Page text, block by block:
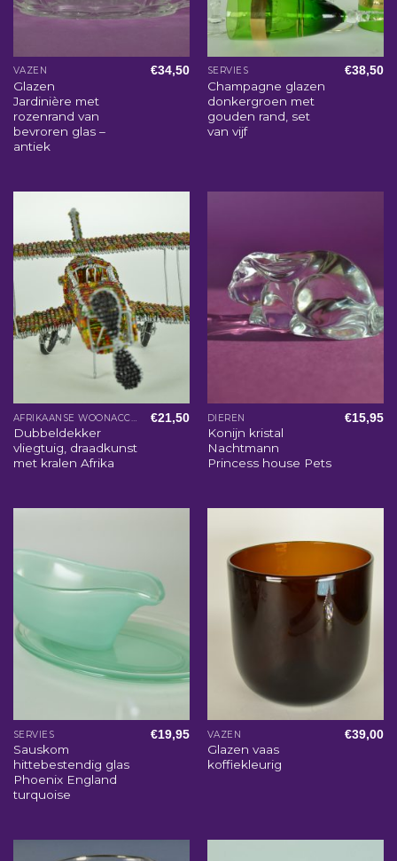
VAZEN
Glazen
Jardinière met
rozenrand van
bevroren glas –
antiek
€34,50 SERVIES
Champagne glazen
donkergroen met
gouden rand, set
van vijf
€38,50
Dubbeldekker
vliegtuig, draadkunst
met kralen Afrika
€21,50 DIEREN
Konijn kristal
Nachtmann
Princess house Pets
€15,95
SERVIES
Sauskom
hittebestendig glas
Phoenix England
turquoise
€19,95 VAZEN
Glazen vaas
koffiekleurig
€39,00